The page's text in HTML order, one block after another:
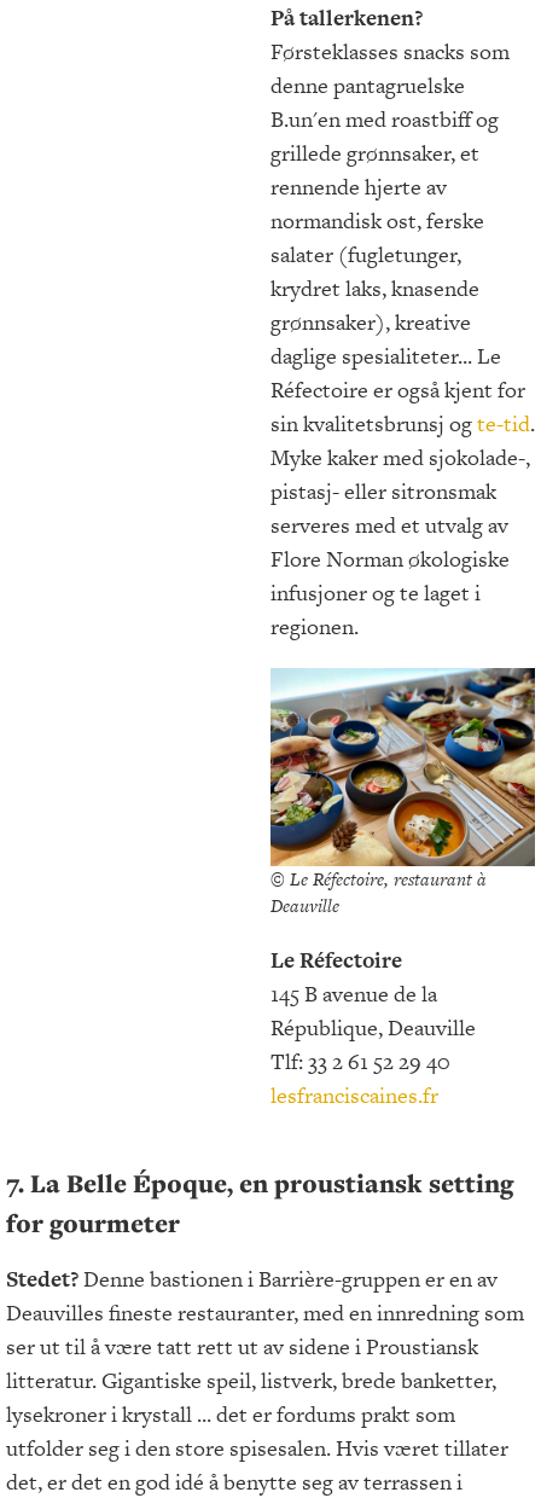
På tallerkenen?
Førsteklasses snacks som
denne pantagruelske
B.un'en med roastbiff og
grillede grønnsaker, et
rennende hjerte av
normandisk ost, ferske
salater (fugletunger,
krydret laks, knasende
grønnsaker), kreative
daglige spesialiteter... Le
Réfectoire er også kjent for
sin kvalitetsbrunsj ogte-tid.
Myke kaker med sjokolade-,
pistasj- eller sitronsmak
serveres med et utvalg av
Flore Norman økologiske
infusjoner og te laget i
regionen.
© Le Réfectoire, restaurant à
Deauville
Le Réfectoire
145 B avenue de la
République, Deauville
Tlf: 33 2 61 52 29 40
lesfranciscaines.fr
7. La Belle Époque, en proustiansk setting
for gourmeter
Stedet?Denne bastionen i Barrière-gruppen er en av
Deauvilles fineste restauranter, med en innredning som
ser ut til å være tatt rett ut av sidene i Proustiansk
litteratur. Gigantiske speil, listverk, brede banketter,
lysekroner i krystall ... det er fordums prakt som
utfolder seg i den store spisesalen. Hvis været tillater
det, er det en god idé å benytte seg av terrassen i